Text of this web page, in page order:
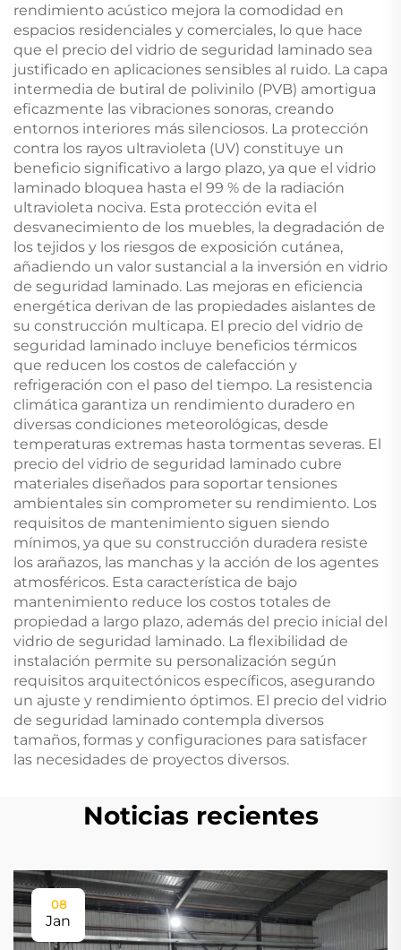
rendimiento acústico mejora la comodidad en
espacios residenciales y comerciales, lo que hace
que el precio del vidrio de seguridad laminado sea
justificado en aplicaciones sensibles al ruido. La capa
intermedia de butiral de polivinilo (PVB) amortigua
eficazmente las vibraciones sonoras, creando
entornos interiores más silenciosos. La protección
contra los rayos ultravioleta (UV) constituye un
beneficio significativo a largo plazo, ya que el vidrio
laminado bloquea hasta el 99 % de la radiación
ultravioleta nociva. Esta protección evita el
desvanecimiento de los muebles, la degradación de
los tejidos y los riesgos de exposición cutánea,
añadiendo un valor sustancial a la inversión en vidrio
de seguridad laminado. Las mejoras en eficiencia
energética derivan de las propiedades aislantes de
su construcción multicapa. El precio del vidrio de
seguridad laminado incluye beneficios térmicos
que reducen los costos de calefacción y
refrigeración con el paso del tiempo. La resistencia
climática garantiza un rendimiento duradero en
diversas condiciones meteorológicas, desde
temperaturas extremas hasta tormentas severas. El
precio del vidrio de seguridad laminado cubre
materiales diseñados para soportar tensiones
ambientales sin comprometer su rendimiento. Los
requisitos de mantenimiento siguen siendo
mínimos, ya que su construcción duradera resiste
los arañazos, las manchas y la acción de los agentes
atmosféricos. Esta característica de bajo
mantenimiento reduce los costos totales de
propiedad a largo plazo, además del precio inicial del
vidrio de seguridad laminado. La flexibilidad de
instalación permite su personalización según
requisitos arquitectónicos específicos, asegurando
un ajuste y rendimiento óptimos. El precio del vidrio
de seguridad laminado contempla diversos
tamaños, formas y configuraciones para satisfacer
las necesidades de proyectos diversos.
Noticias recientes
08
Jan